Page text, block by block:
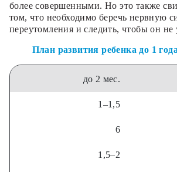
более совершенными. Но это также
том, что необходимо беречь нервную
переутомления и следить, чтобы он не
План развития ребенка до 1
до 2 мес.
1–1,5
6
1,5–2